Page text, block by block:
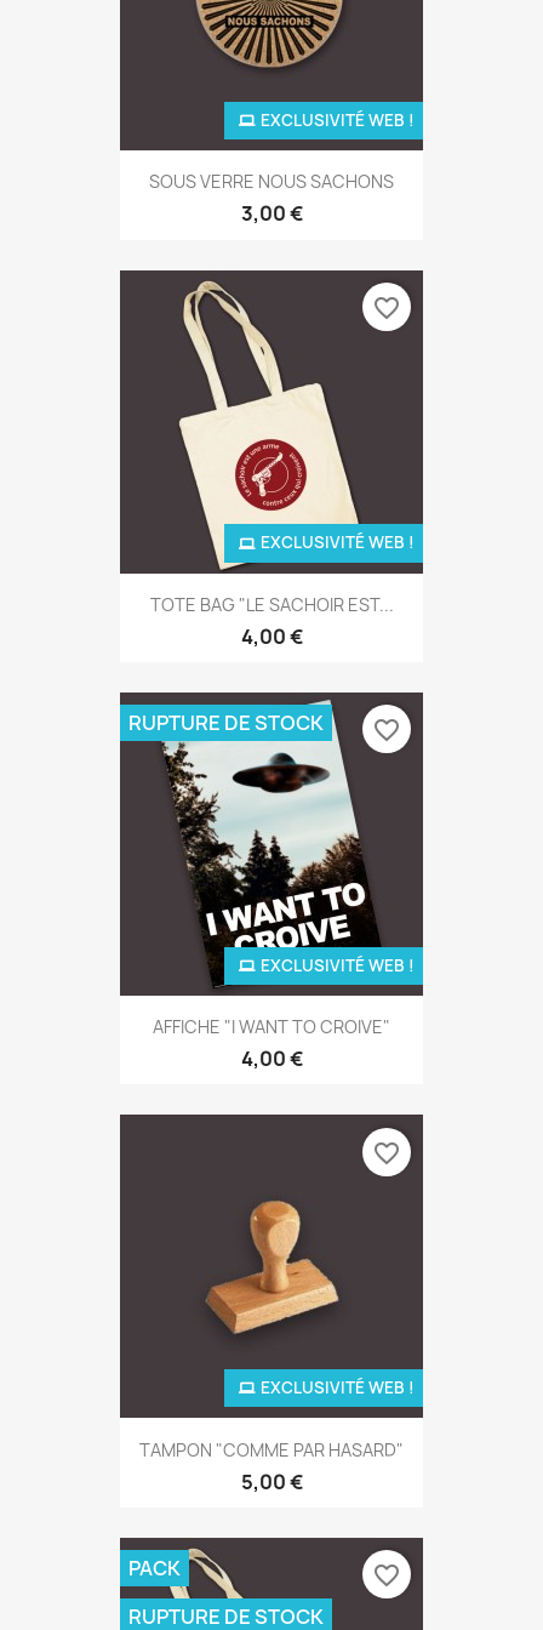
SOUS VERRE NOUS SACHONS
3,00 €
EXCLUSIVITÉ WEB !
TOTE BAG "LE SACHOIR EST...
4,00 €
EXCLUSIVITÉ WEB !
favorite_border
AFFICHE "I WANT TO CROIVE"
4,00 €
EXCLUSIVITÉ WEB !
RUPTURE DE STOCK favorite_border
TAMPON "COMME PAR HASARD"
5,00 €
EXCLUSIVITÉ WEB !
favorite_border
PACK
RUPTURE DE STOCK
favorite_border